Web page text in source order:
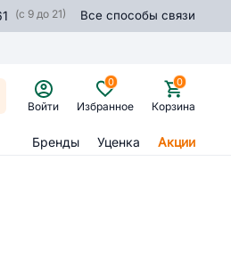
(с 9 до 21) Все способы связи
Войти Избранное
0
Корзина
0
Бренды Уценка Акции